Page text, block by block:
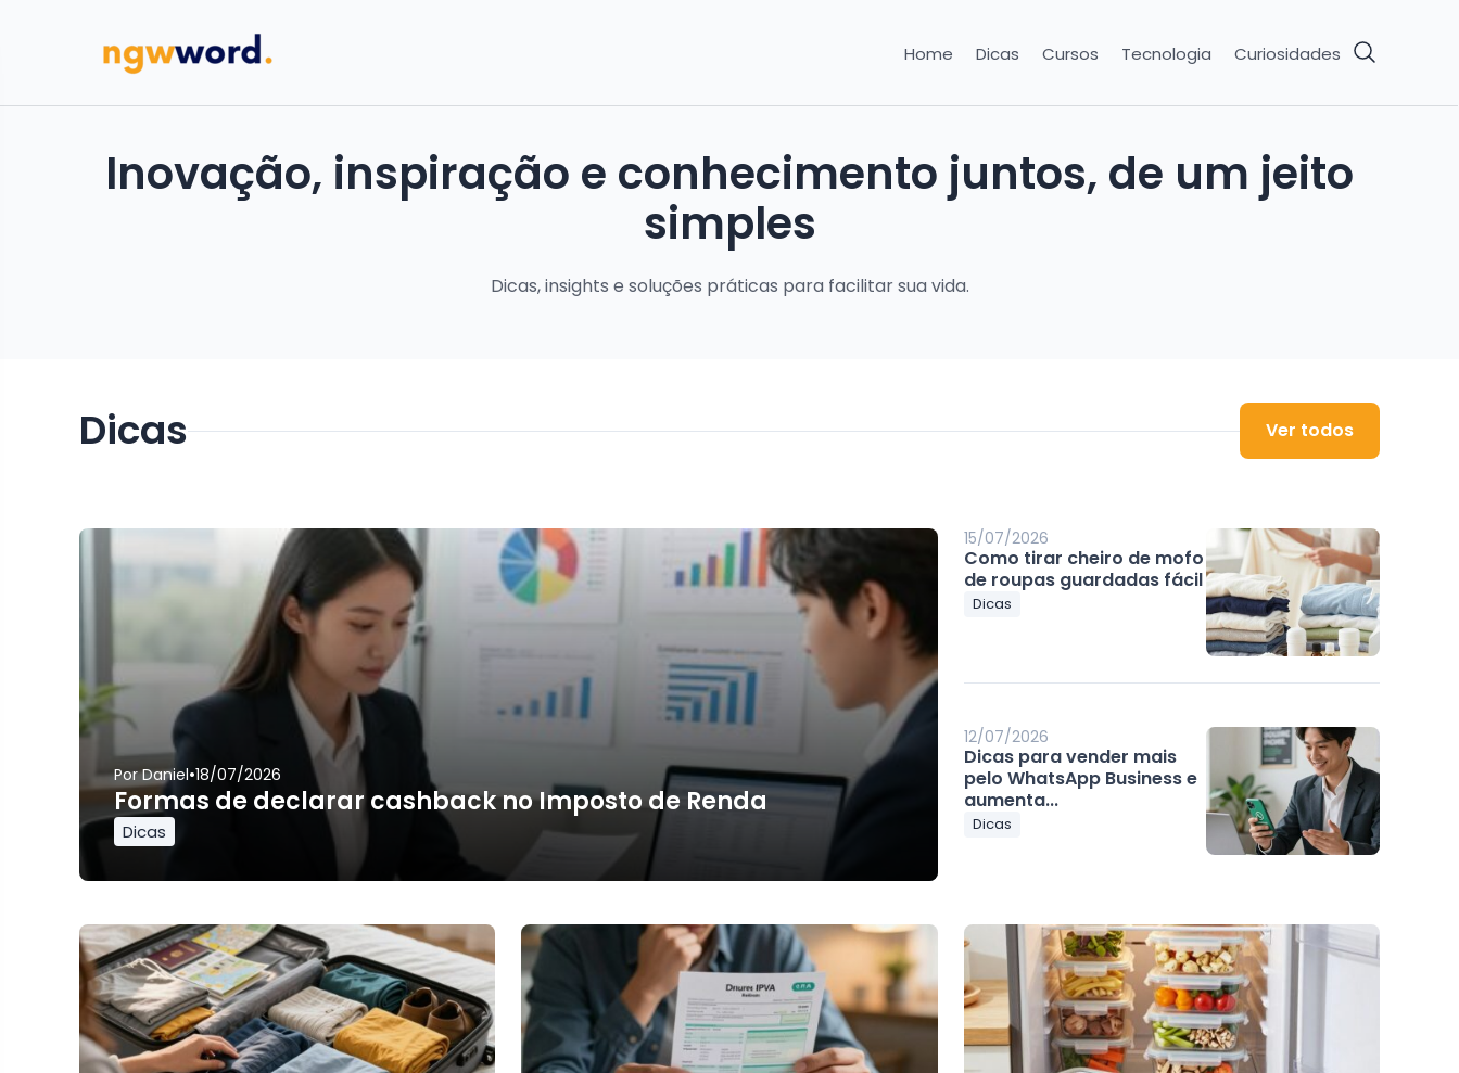
Home Dicas Cursos Tecnologia Curiosidades
Inovação, inspiração e conhecimento juntos, de um jeito
simples
Dicas, insights e soluções práticas para facilitar sua vida.
Dicas Ver todos
PorDaniel•18/07/2026
Formas de declarar cashback no Imposto de Renda
Dicas
15/07/2026
Como tirar cheiro de mofo
de roupas guardadas fácil
Dicas
12/07/2026
Dicas para vender mais
pelo WhatsApp Business e
aumenta...
Dicas